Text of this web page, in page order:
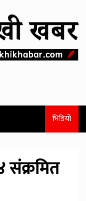
भिडियो
संक्रमित